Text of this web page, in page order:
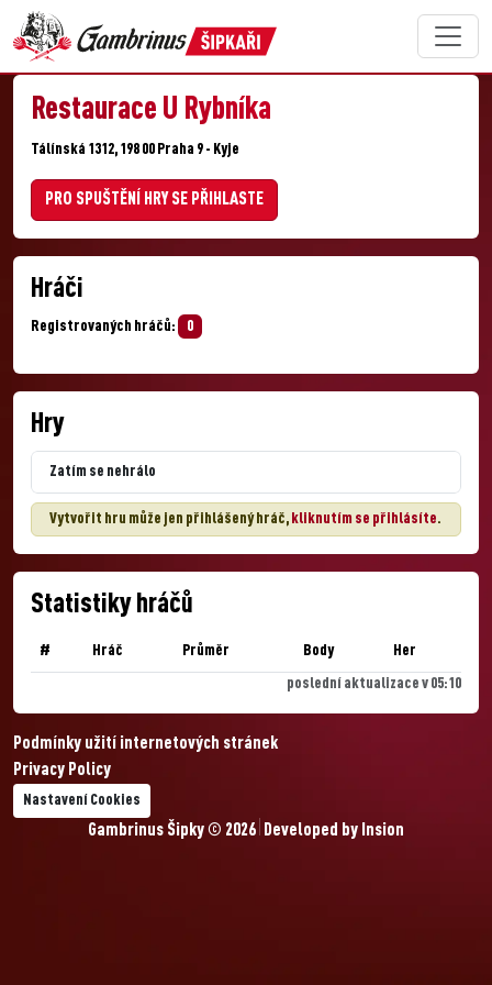
Restaurace U Rybníka
Tálínská 1312, 198 00 Praha 9 - Kyje
PRO SPUŠTĚNÍ HRY SE PŘIHLASTE
Hráči
Registrovaných hráčů: 0
Hry
Zatím se nehrálo
Vytvořit hru může jen přihlášený hráč, kliknutím se přihlásíte.
Statistiky hráčů
# Hráč Průměr Body Her
poslední aktualizace v 05:10
Podmínky užití internetových stránek
Privacy Policy
Nastavení Cookies
Gambrinus Šipky © 2026 Developed by Insion